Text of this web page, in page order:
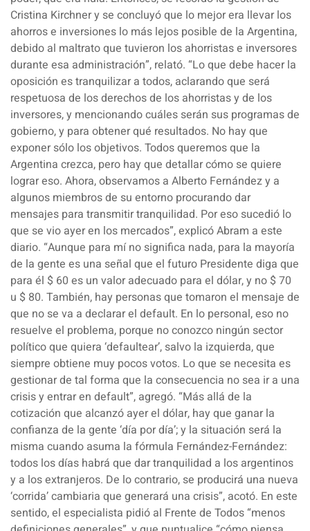
Cristina Kirchner y se concluyó que lo mejor era llevar los
ahorros e inversiones lo más lejos posible de la Argentina,
debido al maltrato que tuvieron los ahorristas e inversores
durante esa administración”, relató. “Lo que debe hacer la
oposición es tranquilizar a todos, aclarando que será
respetuosa de los derechos de los ahorristas y de los
inversores, y mencionando cuáles serán sus programas de
gobierno, y para obtener qué resultados. No hay que
exponer sólo los objetivos. Todos queremos que la
Argentina crezca, pero hay que detallar cómo se quiere
lograr eso. Ahora, observamos a Alberto Fernández y a
algunos miembros de su entorno procurando dar
mensajes para transmitir tranquilidad. Por eso sucedió lo
que se vio ayer en los mercados”, explicó Abram a este
diario. “Aunque para mí no significa nada, para la mayoría
de la gente es una señal que el futuro Presidente diga que
para él $ 60 es un valor adecuado para el dólar, y no $ 70
u $ 80. También, hay personas que tomaron el mensaje de
que no se va a declarar el default. En lo personal, eso no
resuelve el problema, porque no conozco ningún sector
político que quiera ‘defaultear’, salvo la izquierda, que
siempre obtiene muy pocos votos. Lo que se necesita es
gestionar de tal forma que la consecuencia no sea ir a una
crisis y entrar en default”, agregó. “Más allá de la
cotización que alcanzó ayer el dólar, hay que ganar la
confianza de la gente ‘día por día’; y la situación será la
misma cuando asuma la fórmula Fernández-Fernández:
todos los días habrá que dar tranquilidad a los argentinos
y a los extranjeros. De lo contrario, se producirá una nueva
‘corrida’ cambiaria que generará una crisis”, acotó. En este
sentido, el especialista pidió al Frente de Todos “menos